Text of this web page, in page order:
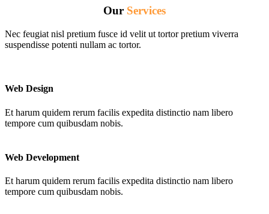
Our Services
Nec feugiat nisl pretium fusce id velit ut tortor pretium viverra
suspendisse potenti nullam ac tortor.
Web Design
Et harum quidem rerum facilis expedita distinctio nam libero
tempore cum quibusdam nobis.
Web Development
Et harum quidem rerum facilis expedita distinctio nam libero
tempore cum quibusdam nobis.